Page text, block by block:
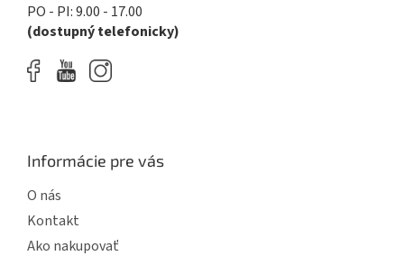
PO - PI: 9.00 - 17.00
(dostupný telefonicky)
Informácie pre vás
O nás
Kontakt
Ako nakupovať